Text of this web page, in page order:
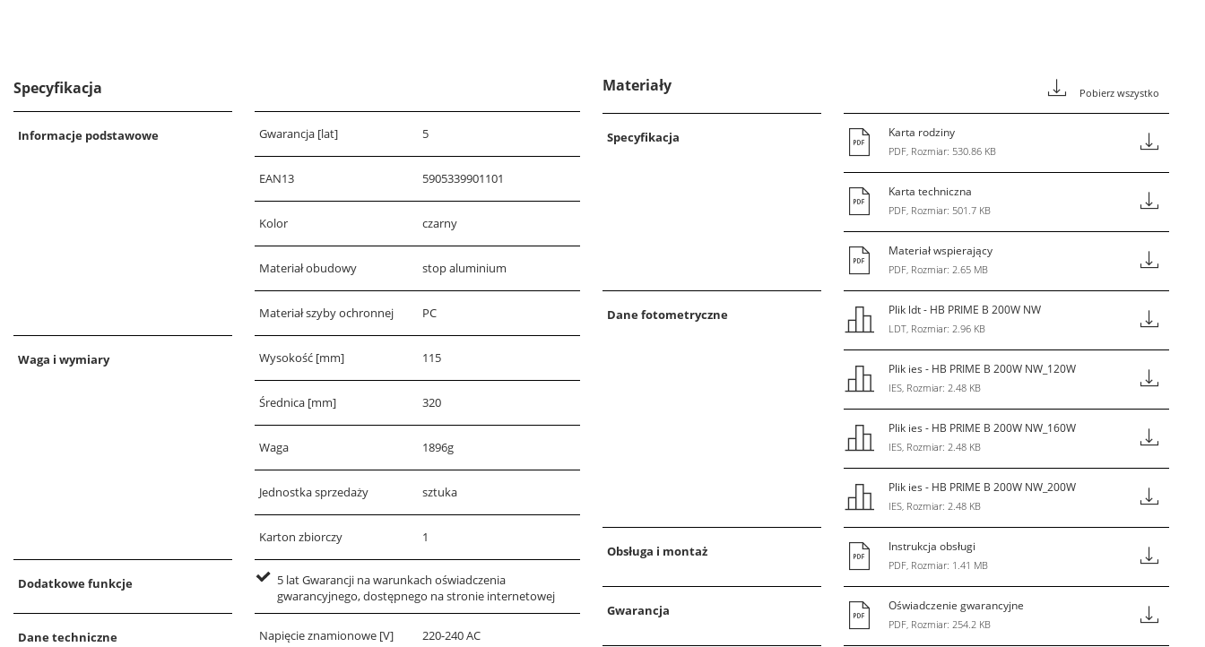
Specyfikacja
Informacje podstawowe Gwarancja [lat] 5
EAN13 5905339901101
Kolor czarny
Materiał obudowy stop aluminium
Materiał szyby ochronnej PC
Waga i wymiary Wysokość [mm] 115
Średnica [mm] 320
Waga 1896g
Jednostka sprzedaży sztuka
Karton zbiorczy 1
Dodatkowe funkcje
5 lat Gwarancji na warunkach oświadczenia
gwarancyjnego, dostępnego na stronie internetowej
Dane techniczne Napięcie znamionowe [V] 220-240 AC
Materiały Pobierz wszystko
Specyfikacja Karta rodziny
PDF, Rozmiar: 530.86 KB
Karta techniczna
PDF, Rozmiar: 501.7 KB
Materiał wspierający
PDF, Rozmiar: 2.65 MB
Dane fotometryczne Plik ldt - HB PRIME B 200W NW
LDT, Rozmiar: 2.96 KB
Plik ies - HB PRIME B 200W NW_120W
IES, Rozmiar: 2.48 KB
Plik ies - HB PRIME B 200W NW_160W
IES, Rozmiar: 2.48 KB
Plik ies - HB PRIME B 200W NW_200W
IES, Rozmiar: 2.48 KB
Obsługa i montaż Instrukcja obsługi
PDF, Rozmiar: 1.41 MB
Gwarancja Oświadczenie gwarancyjne
PDF, Rozmiar: 254.2 KB